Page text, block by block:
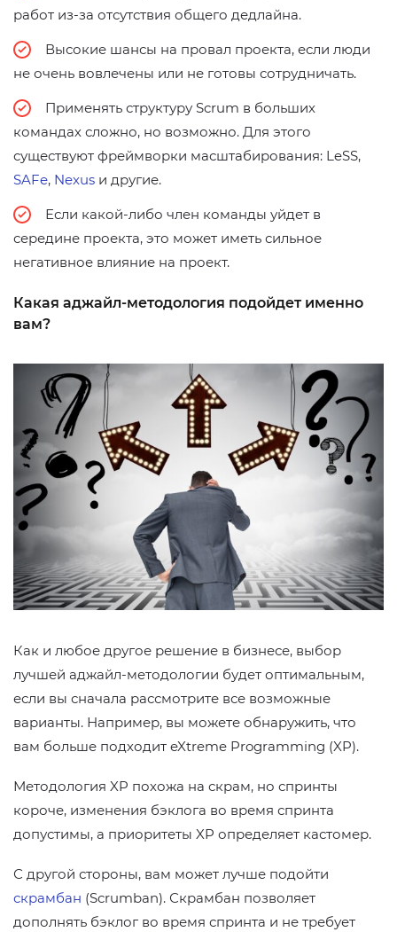
работ из-за отсутствия общего дедлайна.
Высокие шансы на провал проекта, если люди
не очень вовлечены или не готовы сотрудничать.
Применять структуру Scrum в больших
командах сложно, но возможно. Для этого
существуют фреймворки масштабирования: LeSS,
SAFe, Nexus и другие.
Если какой-либо член команды уйдет в
середине проекта, это может иметь сильное
негативное влияние на проект.
Какая аджайл-методология подойдет именно
вам?
Как и любое другое решение в бизнесе, выбор
лучшей аджайл-методологии будет оптимальным,
если вы сначала рассмотрите все возможные
варианты. Например, вы можете обнаружить, что
вам больше подходит eXtreme Programming (XP).
Методология XP похожа на скрам, но спринты
короче, изменения бэклога во время спринта
допустимы, а приоритеты XP определяет кастомер.
С другой стороны, вам может лучше подойти
скрамбан (Scrumban). Скрамбан позволяет
дополнять бэклог во время спринта и не требует